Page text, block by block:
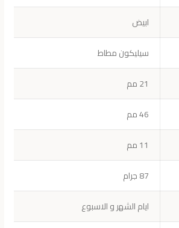
ابيض
سيليكون مطاط
21 مم
46 مم
11 مم
87 جرام
ايام الشهر و الاسبوع